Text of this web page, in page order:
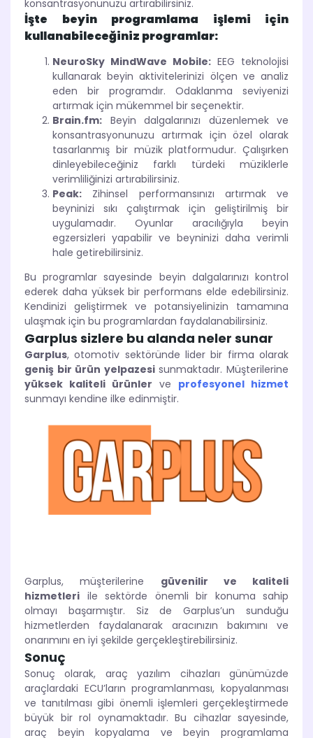
konsantrasyonunuzu artırabilirsiniz.
İşte beyin programlama işlemi için
kullanabileceğiniz programlar:
NeuroSky MindWave Mobile: EEG teknolojisi
kullanarak beyin aktivitelerinizi ölçen ve analiz
eden bir programdır. Odaklanma seviyenizi
artırmak için mükemmel bir seçenektir.
Brain.fm: Beyin dalgalarınızı düzenlemek ve
konsantrasyonunuzu artırmak için özel olarak
tasarlanmış bir müzik platformudur. Çalışırken
dinleyebileceğiniz farklı türdeki müziklerle
verimliliğinizi artırabilirsiniz.
Peak: Zihinsel performansınızı artırmak ve
beyninizi sıkı çalıştırmak için geliştirilmiş bir
uygulamadır. Oyunlar aracılığıyla beyin
egzersizleri yapabilir ve beyninizi daha verimli
hale getirebilirsiniz.
Bu programlar sayesinde beyin dalgalarınızı kontrol
ederek daha yüksek bir performans elde edebilirsiniz.
Kendinizi geliştirmek ve potansiyelinizin tamamına
ulaşmak için bu programlardan faydalanabilirsiniz.
Garplus sizlere bu alanda neler sunar
Garplus, otomotiv sektöründe lider bir firma olarak
geniş bir ürün yelpazesisunmaktadır. Müşterilerine
yüksek kaliteli ürünler ve profesyonel hizmet
sunmayı kendine ilke edinmiştir.
Garplus, müşterilerine güvenilir ve kaliteli
hizmetleri ile sektörde önemli bir konuma sahip
olmayı başarmıştır. Siz de Garplus’un sunduğu
hizmetlerden faydalanarak aracınızın bakımını ve
onarımını en iyi şekilde gerçekleştirebilirsiniz.
Sonuç
Sonuç olarak, araç yazılım cihazları günümüzde
araçlardaki ECU’ların programlanması, kopyalanması
ve tanıtılması gibi önemli işlemleri gerçekleştirmede
büyük bir rol oynamaktadır. Bu cihazlar sayesinde,
araç beyin kopyalama ve beyin programlama